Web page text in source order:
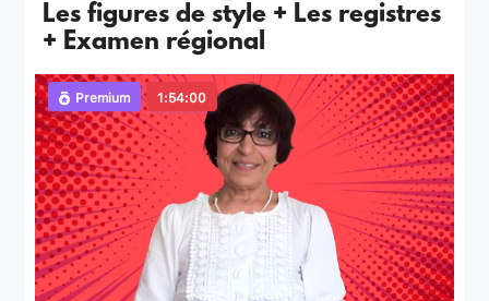
Les figures de style + Les registres
+ Examen régional
Premium 1:54:00